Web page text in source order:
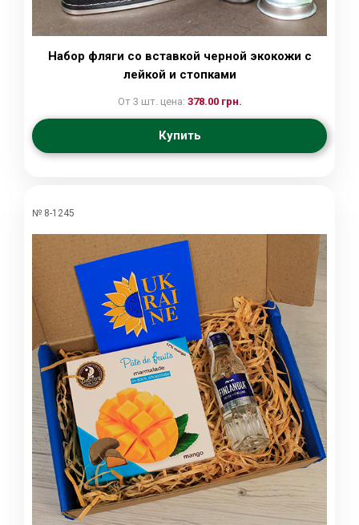
Набор фляги со вставкой черной экокожи с
лейкой и стопками
От 3 шт. цена: 378.00 грн.
Купить
№ 8-1245